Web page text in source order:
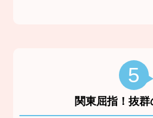
5
関東屈指！抜群